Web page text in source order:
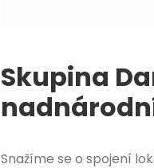
Skupina
Snažíme se o spojení